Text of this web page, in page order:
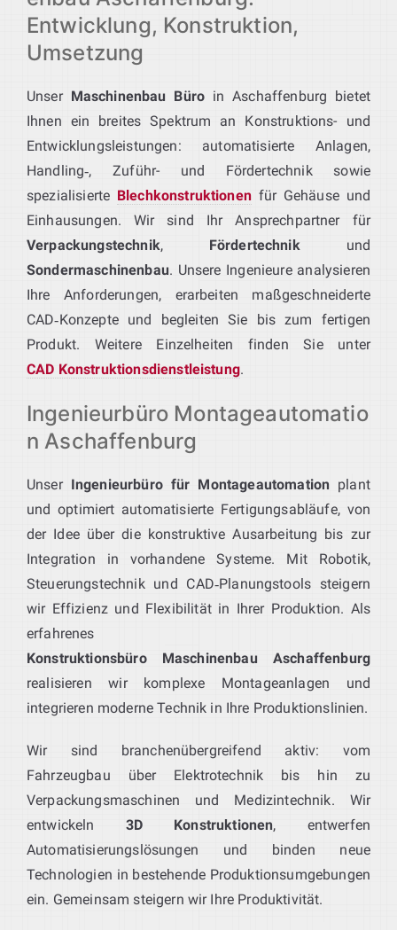
Entwicklung, Konstruktion,
Umsetzung
Unser Maschinenbau Büro in Aschaffenburg bietet
Ihnen ein breites Spektrum an Konstruktions- und
Entwicklungsleistungen: automatisierte Anlagen,
Handling‑, Zuführ- und Fördertechnik sowie
spezialisierte Blechkonstruktionenfür Gehäuse und
Einhausungen. Wir sind Ihr Ansprechpartner für
Verpackungstechnik, Fördertechnikund
Sondermaschinenbau. Unsere Ingenieure analysieren
Ihre Anforderungen, erarbeiten maßgeschneiderte
CAD‑Konzepte und begleiten Sie bis zum fertigen
Produkt. Weitere Einzelheiten finden Sie unter
CAD Konstruktionsdienstleistung.
Ingenieurbüro Montageautomatio
n Aschaffenburg
Unser Ingenieurbüro für Montageautomation plant
und optimiert automatisierte Fertigungsabläufe, von
der Idee über die konstruktive Ausarbeitung bis zur
Integration in vorhandene Systeme. Mit Robotik,
Steuerungstechnik und CAD‑Planungstools steigern
wir Effizienz und Flexibilität in Ihrer Produktion. Als
erfahrenes
Konstruktionsbüro Maschinenbau Aschaffenburg
realisieren wir komplexe Montageanlagen und
integrieren moderne Technik in Ihre Produktionslinien.
Wir sind branchenübergreifend aktiv: vom
Fahrzeugbau über Elektrotechnik bis hin zu
Verpackungsmaschinen und Medizintechnik. Wir
entwickeln 3D Konstruktionen, entwerfen
Automatisierungslösungen und binden neue
Technologien in bestehende Produktionsumgebungen
ein. Gemeinsam steigern wir Ihre Produktivität.